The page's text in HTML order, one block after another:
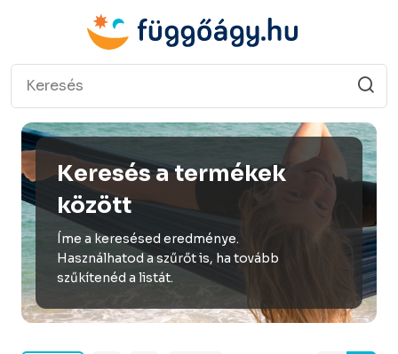
Keresés a termékek
között
Íme a keresésed eredménye.
Használhatod a szűrőt is, ha tovább
szűkítenéd a listát.